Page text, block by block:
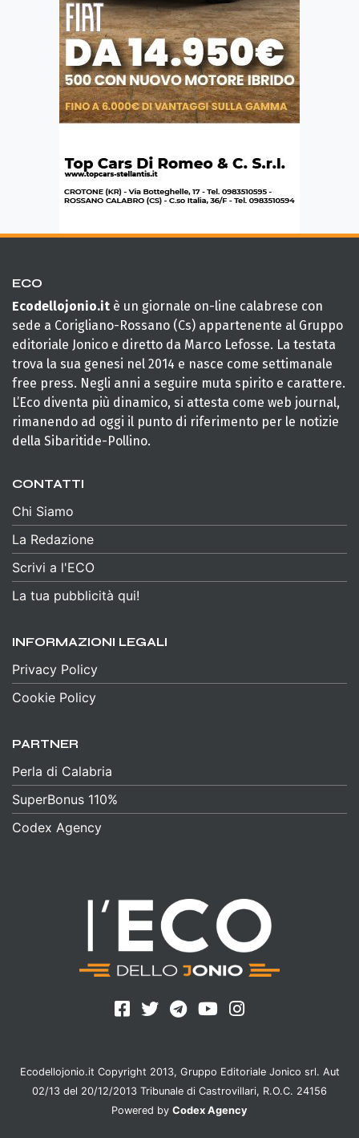
ECO
Ecodellojonio.it è un giornale on-line calabrese con
sede a Corigliano-Rossano (Cs) appartenente al Gruppo
editoriale Jonico e diretto da Marco Lefosse. La testata
trova la sua genesi nel 2014 e nasce come settimanale
free press. Negli anni a seguire muta spirito e carattere.
L’Eco diventa più dinamico, si attesta come web journal,
rimanendo ad oggi il punto di riferimento per le notizie
della Sibaritide-Pollino.
CONTATTI
Chi Siamo
La Redazione
Scrivi a l'ECO
La tua pubblicità qui!
INFORMAZIONI LEGALI
Privacy Policy
Cookie Policy
PARTNER
Perla di Calabria
SuperBonus 110%
Codex Agency
Ecodellojonio.it Copyright 2013, Gruppo Editoriale Jonico srl. Aut
02/13 del 20/12/2013 Tribunale di Castrovillari, R.O.C. 24156
Powered by Codex Agency